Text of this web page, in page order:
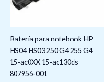
Batería para notebook HP
HS04 HS03 250 G4 255 G4
15-ac0XX 15-ac130ds
807956-001